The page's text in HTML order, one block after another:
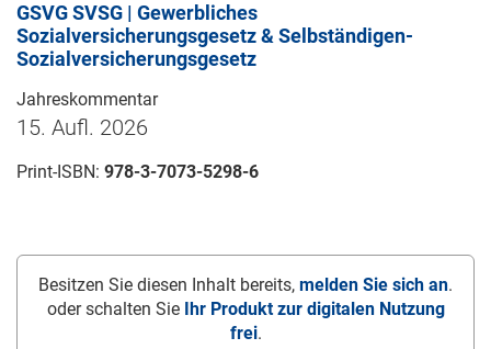
GSVG SVSG | Gewerbliches
Sozialversicherungsgesetz & Selbständigen-
Sozialversicherungsgesetz
Jahreskommentar
15. Aufl. 2026
Print-ISBN: 978-3-7073-5298-6
Besitzen Sie diesen Inhalt bereits, melden Sie sich an.
oder schalten Sie
Ihr Produkt zur digitalen Nutzung
frei.